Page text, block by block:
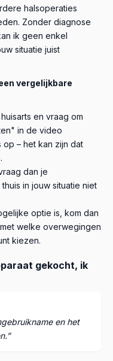
halsoperaties
Zonder diagnose
ik geen enkel
situatie juist
vergelijkbare
en vraag om
in de video
– het kan zijn dat
dan je
in jouw situatie niet
optie is, kom dan
welke overwegingen
kiezen.
gekocht, ik
en het